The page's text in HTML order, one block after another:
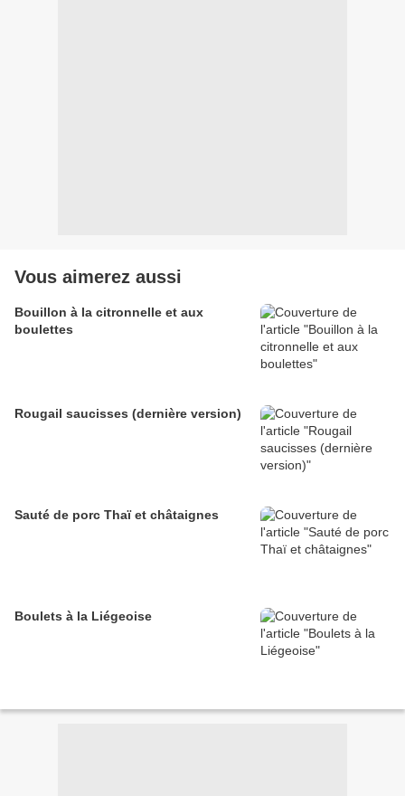
Vous aimerez aussi
Bouillon à la citronnelle et aux
boulettes
Rougail saucisses (dernière version)
Sauté de porc Thaï et châtaignes
Boulets à la Liégeoise